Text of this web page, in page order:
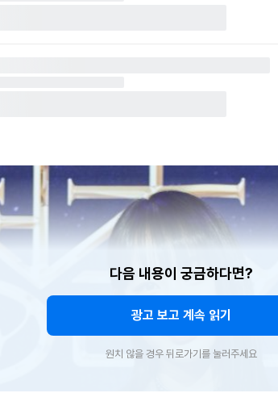
다음 내용이 궁금하다면?
광고 보고 계속 읽기
원치 않을 경우 뒤로가기를 눌러주세요